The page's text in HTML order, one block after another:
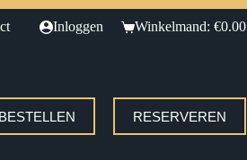
Inloggen Winkelmand: €0.00
RESERVEREN